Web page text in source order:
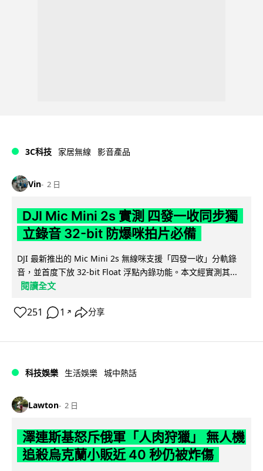
3C科技 家居無線 影音產品
Vin 2 日
DJI Mic Mini 2s 實測 四發一收同步獨
立錄音 32-bit 防爆咪拍片必備
DJI 最新推出的 Mic Mini 2s 無線咪支援「四發一收」分軌錄
音，並首度下放 32-bit Float 浮點內錄功能。本文經實測其...
閱讀全文
251 1 ↗ 分享
科技娛樂 生活娛樂 城中熱話
Lawton 2 日
澤連斯基怒斥俄軍「人肉狩獵」 無人機
追殺烏克蘭小販近 40 秒仍被炸傷